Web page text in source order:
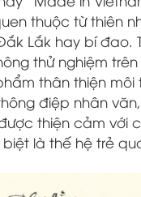
thuộc từ thiên
Lắk hay bí đao.
thử nghiệm
thân thiện môi
điệp nhân
thiện cảm với
là thế hệ trẻ